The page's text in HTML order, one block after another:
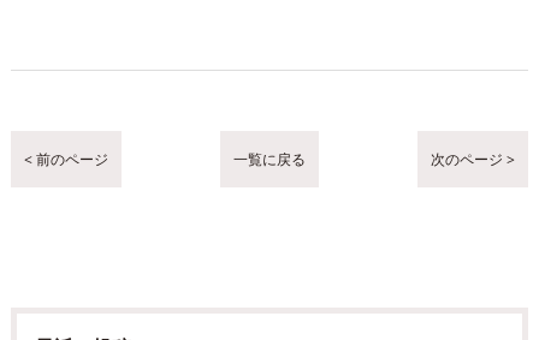
< 前のページ 一覧に戻る 次のページ >